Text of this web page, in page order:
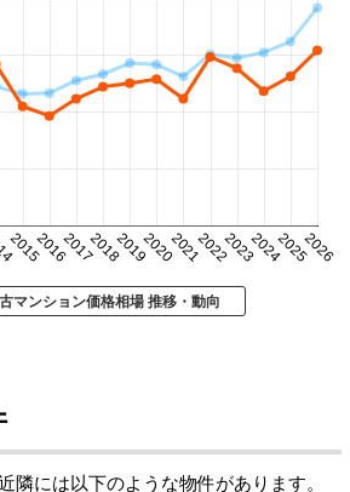
201520162017201820192020202120222023202420252026
マンション価格相場 推移・動向
隣には以下のような物件があります。